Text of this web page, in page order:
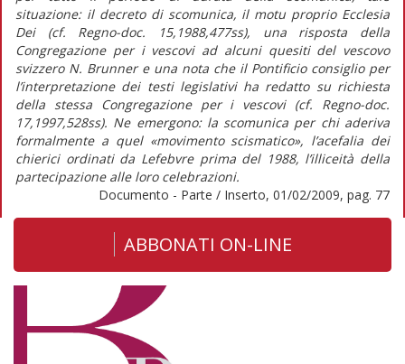
situazione: il decreto di scomunica, il motu proprio Ecclesia
Dei (cf. Regno-doc. 15,1988,477ss), una risposta della
Congregazione per i vescovi ad alcuni quesiti del vescovo
svizzero N. Brunner e una nota che il Pontificio consiglio per
l’interpretazione dei testi legislativi ha redatto su richiesta
della stessa Congregazione per i vescovi (cf. Regno-doc.
17,1997,528ss). Ne emergono: la scomunica per chi aderiva
formalmente a quel «movimento scismatico», l’acefalia dei
chierici ordinati da Lefebvre prima del 1988, l’illiceità della
partecipazione alle loro celebrazioni.
Documento - Parte / Inserto, 01/02/2009, pag. 77
ABBONATI ON-LINE